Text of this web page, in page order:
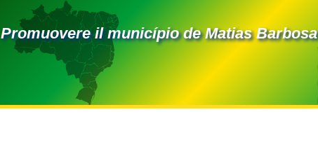
Promuovere il município de Matias Barbosa